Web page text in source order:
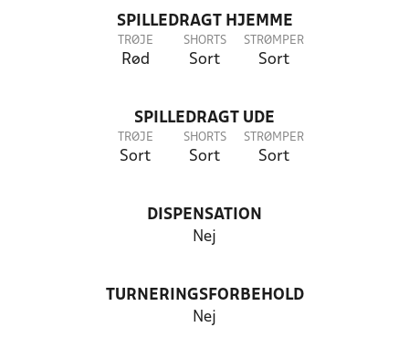
SPILLEDRAGT HJEMME
TRØJE
Rød
SHORTS
Sort
STRØMPER
Sort
SPILLEDRAGT UDE
TRØJE
Sort
SHORTS
Sort
STRØMPER
Sort
DISPENSATION
Nej
TURNERINGSFORBEHOLD
Nej